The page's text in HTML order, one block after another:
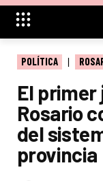
POLÍTICA
El primer
Rosario
del
provincia